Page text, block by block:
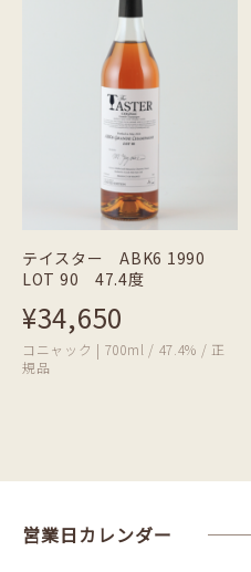
テイスター ABK6 1990
LOT 90 47.4度
¥34,650
コニャック | 700ml / 47.4% / 正
規品
営業日カレンダー